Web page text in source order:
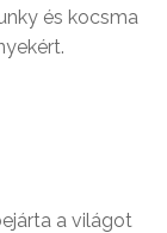
és kocsma
a világot